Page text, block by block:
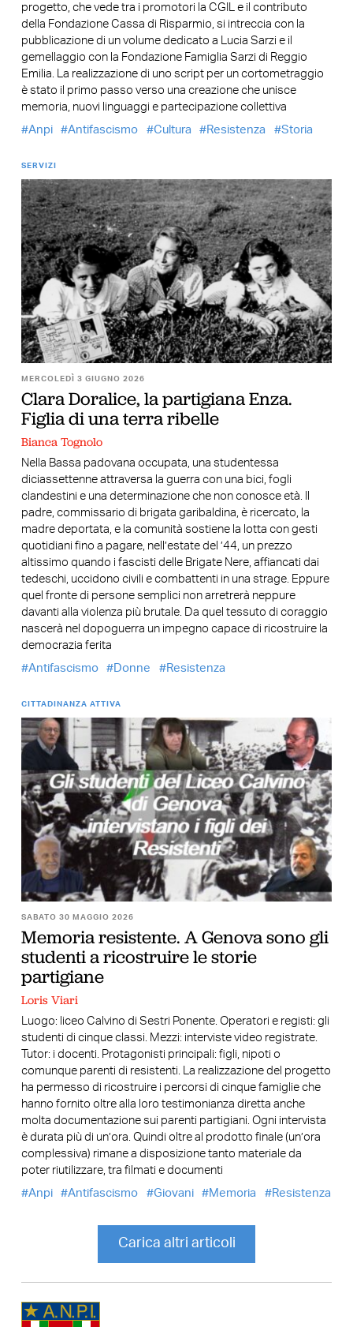
progetto, che vede tra i promotori la CGIL e il contributo
della Fondazione Cassa di Risparmio, si intreccia con la
pubblicazione di un volume dedicato a Lucia Sarzi e il
gemellaggio con la Fondazione Famiglia Sarzi di Reggio
Emilia. La realizzazione di uno script per un cortometraggio
è stato il primo passo verso una creazione che unisce
memoria, nuovi linguaggi e partecipazione collettiva
Anpi
Antifascismo Cultura Resistenza Storia
SERVIZI
MERCOLEDÌ 3 GIUGNO 2026
Clara Doralice, la partigiana Enza.
Figlia di una terra ribelle
Bianca Tognolo
Nella Bassa padovana occupata, una studentessa
diciassettenne attraversa la guerra con una bici, fogli
clandestini e una determinazione che non conosce età. Il
padre, commissario di brigata garibaldina, è ricercato, la
madre deportata, e la comunità sostiene la lotta con gesti
quotidiani fino a pagare, nell’estate del ’44, un prezzo
altissimo quando i fascisti delle Brigate Nere, affiancati dai
tedeschi, uccidono civili e combattenti in una strage. Eppure
quel fronte di persone semplici non arretrerà neppure
davanti alla violenza più brutale. Da quel tessuto di coraggio
nascerà nel dopoguerra un impegno capace di ricostruire la
democrazia ferita
Antifascismo
Donne Resistenza
CITTADINANZA ATTIVA
SABATO 30 MAGGIO 2026
Memoria resistente. A Genova sono gli
studenti a ricostruire le storie
partigiane
Loris Viari
Luogo: liceo Calvino di Sestri Ponente. Operatori e registi: gli
studenti di cinque classi. Mezzi: interviste video registrate.
Tutor: i docenti. Protagonisti principali: figli, nipoti o
comunque parenti di resistenti. La realizzazione del progetto
ha permesso di ricostruire i percorsi di cinque famiglie che
hanno fornito oltre alla loro testimonianza diretta anche
molta documentazione sui parenti partigiani. Ogni intervista
è durata più di un’ora. Quindi oltre al prodotto finale (un’ora
complessiva) rimane a disposizione tanto materiale da
poter riutilizzare, tra filmati e documenti
Anpi
Antifascismo Giovani Memoria Resistenza
Carica altri articoli